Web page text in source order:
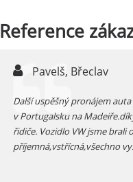
Reference
Pavelš, Břeclav
Další uspěšný pronájem
v Portugalsku na
řidiče. Vozidlo VW jsme brali
příjemná,vstřícná,všechno